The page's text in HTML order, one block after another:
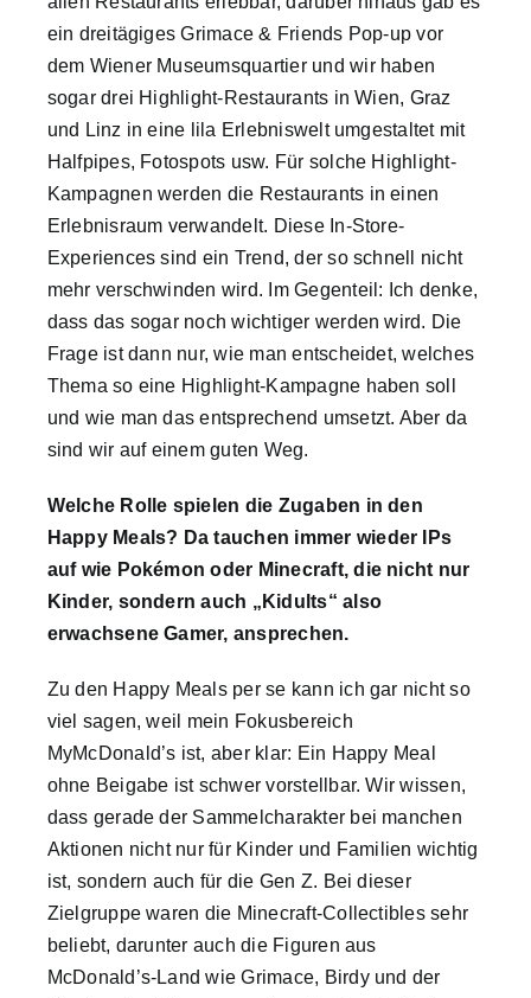
ein dreitägiges Grimace & Friends Pop-up vor
dem Wiener Museumsquartier und wir haben
sogar drei Highlight-Restaurants in Wien, Graz
und Linz in eine lila Erlebniswelt umgestaltet mit
Halfpipes, Fotospots usw. Für solche Highlight-
Kampagnen werden die Restaurants in einen
Erlebnisraum verwandelt. Diese In-Store-
Experiences sind ein Trend, der so schnell nicht
mehr verschwinden wird. Im Gegenteil: Ich denke,
dass das sogar noch wichtiger werden wird. Die
Frage ist dann nur, wie man entscheidet, welches
Thema so eine Highlight-Kampagne haben soll
und wie man das entsprechend umsetzt. Aber da
sind wir auf einem guten Weg.
Welche Rolle spielen die Zugaben in den
Happy Meals? Da tauchen immer wieder IPs
auf wie Pokémon oder Minecraft, die nicht nur
Kinder, sondern auch „Kidults“ also
erwachsene Gamer, ansprechen.
Zu den Happy Meals per se kann ich gar nicht so
viel sagen, weil mein Fokusbereich
MyMcDonald’s ist, aber klar: Ein Happy Meal
ohne Beigabe ist schwer vorstellbar. Wir wissen,
dass gerade der Sammelcharakter bei manchen
Aktionen nicht nur für Kinder und Familien wichtig
ist, sondern auch für die Gen Z. Bei dieser
Zielgruppe waren die Minecraft-Collectibles sehr
beliebt, darunter auch die Figuren aus
McDonald’s-Land wie Grimace, Birdy und der